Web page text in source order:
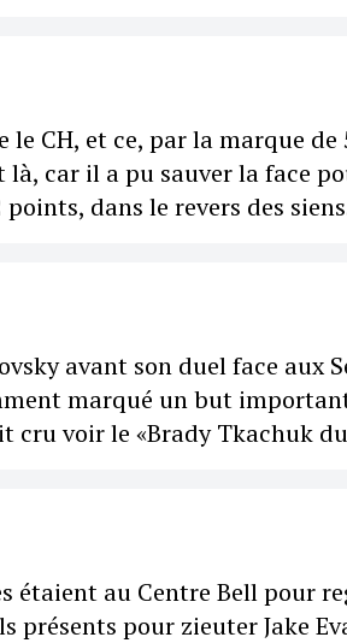
CH, et ce, par la marque
car il a pu sauver la face
dans le revers des
avant son duel face aux
marqué un but
cru voir le «Brady Tkachuk du
étaient au Centre Bell pour
pour zieuter Jake